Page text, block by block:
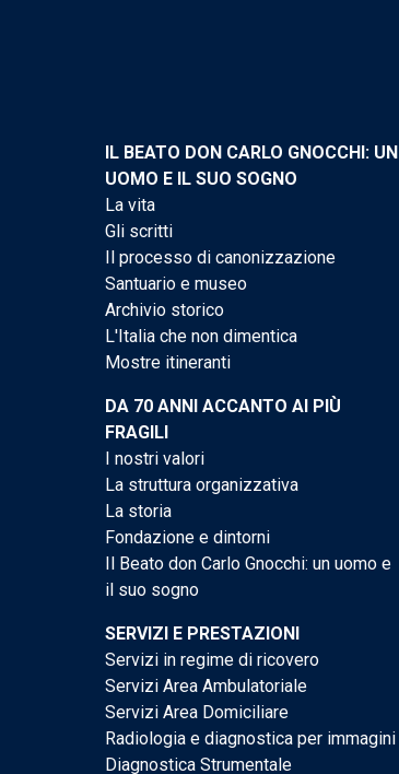
IL BEATO DON CARLO GNOCCHI: UN
UOMO E IL SUO SOGNO
La vita
Gli scritti
Il processo di canonizzazione
Santuario e museo
Archivio storico
L'Italia che non dimentica
Mostre itineranti
DA 70 ANNI ACCANTO AI PIÙ
FRAGILI
I nostri valori
La struttura organizzativa
La storia
Fondazione e dintorni
Il Beato don Carlo Gnocchi: un uomo e
il suo sogno
SERVIZI E PRESTAZIONI
Servizi in regime di ricovero
Servizi Area Ambulatoriale
Servizi Area Domiciliare
Radiologia e diagnostica per immagini
Diagnostica Strumentale